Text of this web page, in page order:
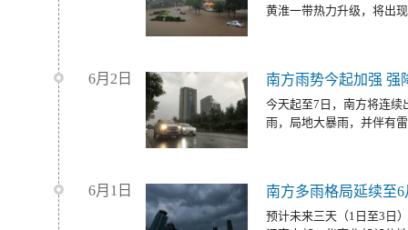
黄淮一带热力升级，将出
6月2日 南方雨势今起加强 强
今天起至7日，南方将连续
雨，局地大暴雨，并伴有
6月1日 南方多雨格局延续至
预计未来三天（1日至3日